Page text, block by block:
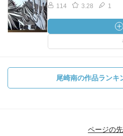
114 3.28 1
尾崎南の作品ランキ
ページの